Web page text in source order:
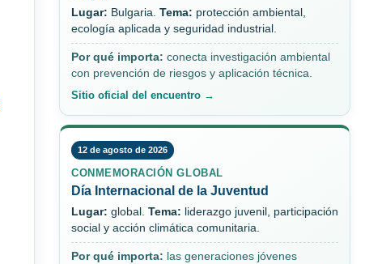
Lugar: Bulgaria. Tema: protección ambiental,
ecología aplicada y seguridad industrial.
Por qué importa: conecta investigación ambiental
con prevención de riesgos y aplicación técnica.
Sitio oficial del encuentro →
12 de agosto de 2026
CONMEMORACIÓN GLOBAL
Día Internacional de la Juventud
Lugar: global. Tema: liderazgo juvenil, participación
social y acción climática comunitaria.
Por qué importa: las generaciones jóvenes